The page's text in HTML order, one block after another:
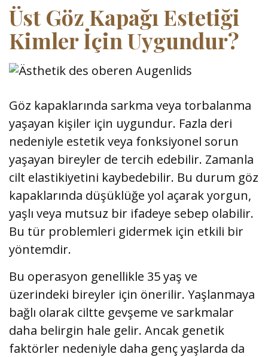
Üst Göz Kapağı Estetiği
Kimler İçin Uygundur?
Göz kapaklarında sarkma veya torbalanma
yaşayan kişiler için uygundur. Fazla deri
nedeniyle estetik veya fonksiyonel sorun
yaşayan bireyler de tercih edebilir. Zamanla
cilt elastikiyetini kaybedebilir. Bu durum göz
kapaklarında düşüklüğe yol açarak yorgun,
yaşlı veya mutsuz bir ifadeye sebep olabilir.
Bu tür problemleri gidermek için etkili bir
yöntemdir.
Bu operasyon genellikle 35 yaş ve
üzerindeki bireyler için önerilir. Yaşlanmaya
bağlı olarak ciltte gevşeme ve sarkmalar
daha belirgin hale gelir. Ancak genetik
faktörler nedeniyle daha genç yaşlarda da